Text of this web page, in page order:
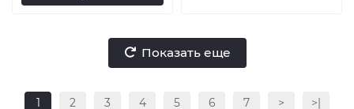
Показать еще
1 2 3 4 5 6 7 > >|